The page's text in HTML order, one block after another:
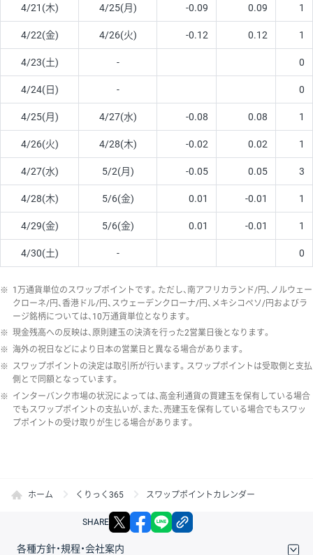
4/21(木) 4/25(月) -0.09 0.09 1
4/22(金) 4/26(火) -0.12 0.12 1
4/23(土) - 0
4/24(日) - 0
4/25(月) 4/27(水) -0.08 0.08 1
4/26(火) 4/28(木) -0.02 0.02 1
4/27(水) 5/2(月) -0.05 0.05 3
4/28(木) 5/6(金) 0.01 -0.01 1
4/29(金) 5/6(金) 0.01 -0.01 1
4/30(土) - 0
※ 1万通貨単位のスワップポイントです。ただし、南アフリカランド/円、ノルウェー
クローネ/円、香港ドル/円、スウェーデンクローナ/円、メキシコペソ/円およびラ
ージ銘柄については、10万通貨単位となります。
※ 現金残高への反映は、原則建玉の決済を行った2営業日後となります。
※ 海外の祝日などにより日本の営業日と異なる場合があります。
※ スワップポイントの決定は取引所が行います。スワップポイントは受取側と支払
側とで同額となっています。
※ インターバンク市場の状況によっては、高金利通貨の買建玉を保有している場合
でもスワップポイントの支払いが、また、売建玉を保有している場合でもスワッ
プポイントの受け取りが生じる場合があります。
ホーム くりっく365 スワップポイントカレンダー
SHARE X facebook
各種方針・規程・会社案内